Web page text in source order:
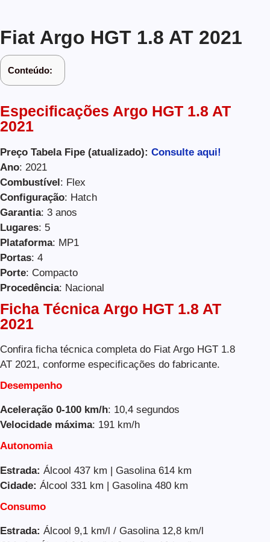
Fiat Argo HGT 1.8 AT 2021
Conteúdo:
Especificações Argo HGT 1.8 AT
2021
Preço Tabela Fipe (atualizado): Consulte aqui!
Ano: 2021
Combustível: Flex
Configuração: Hatch
Garantia: 3 anos
Lugares: 5
Plataforma: MP1
Portas: 4
Porte: Compacto
Procedência: Nacional
Ficha Técnica Argo HGT 1.8 AT
2021
Confira ficha técnica completa do Fiat Argo HGT 1.8
AT 2021, conforme especificações do fabricante.
Desempenho
Aceleração 0-100 km/h: 10,4 segundos
Velocidade máxima: 191 km/h
Autonomia
Estrada: Álcool 437 km | Gasolina 614 km
Cidade: Álcool 331 km | Gasolina 480 km
Consumo
Estrada: Álcool 9,1 km/l / Gasolina 12,8 km/l